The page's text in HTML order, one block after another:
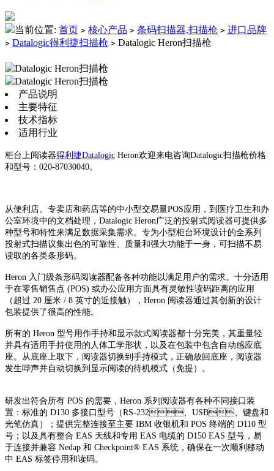
当前位置: 首页 > 核心产品 > 条码扫描器,扫描枪 > 进口品牌
> Datalogic得利捷扫描枪 > Datalogic Heron扫描枪
产品说明
主要特征
技术指标
适用行业
柜台上阅读器得利捷Datalogic Heron欢迎来电咨询Datalogic扫描枪价格
和型号：020-87030040。
从便利店、专卖店和药店等的中小型交易量POS应用，到医疗卫生和办
公室环境中的文档处理，Datalogic Heron广泛的投射式阅读器可提供多
种型号和特性来满足数据采集需求。专为小型柜台环境设计的全系列
投射式扫描议集出色的可靠性、质量和强大功能于一身，可扫描不易
读取的各类条形码。
Heron 入门级条形码阅读器配备各种功能以满足用户的需求。十分适用
于在零售销售点 (POS) 或办公应用方面具有灵敏性读码距离的应用
（超过 20 厘米 / 8 英寸的近接触），Heron 阅读器通过其创新的设计
包装提供了很高的性能。
所有的 Heron 型号用作手持和显示款式阅读器都十分完美，其重量轻
并具有适用手持使用的人体工学形状，以及在包装中包含自动感应底
座。从底座上取下，阅读器切换到手持模式，正确放回底座，阅读器
发生哔声并自动切换到显示阅读的待机模式（免提）。
研发出符合所有 POS 的需要，Heron 系列阅读器有各种不同接口装
置：标准的 D130 多接口型号（RS-232、USB、键盘和
光笔仿真）；提供完整连接至主要 IBM 收银机和 POS 终端的 D110 型
号；以及具有整合 EAS 天线和专用 EAS 电缆的 D150 EAS 型号，易
于连接并兼容 Nedap 和 Checkpoint® EAS 系统，确保在一次顺利移动
中 EAS 标签停用和读码。